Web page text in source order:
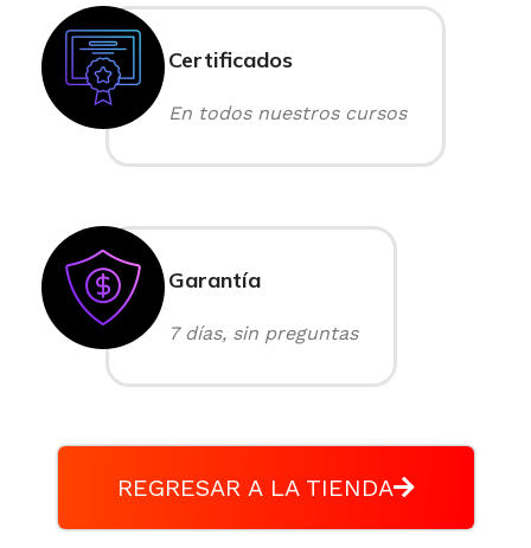
Certificados
En todos nuestros cursos
Garantía
7 días, sin preguntas
REGRESAR A LA TIENDA